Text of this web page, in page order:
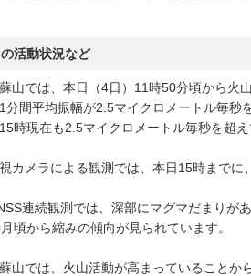
活動状況など
山では、本日（4日）11時50分頃から火
分間平均振幅が2.5マイクロメートル毎秒
時現在も2.5マイクロメートル毎秒を超え
カメラによる観測では、本日15時までに
連続観測では、深部にマグマだまりが
頃から縮みの傾向が見られています。
山では、火山活動が高まっていることか